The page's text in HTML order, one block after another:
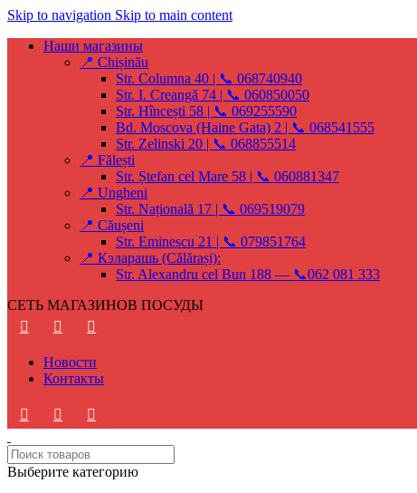
Skip to navigation Skip to main content
Наши магазины
📍 Chișinău
Str. Columna 40 | 📞 068740940
Str. I. Creangă 74 | 📞 060850050
Str. Hîncești 58 | 📞 069255590
Bd. Moscova (Haine Gata) 2 | 📞 068541555
Str. Zelinski 20 | 📞 068855514
📍 Fălești
Str. Ștefan cel Mare 58 | 📞 060881347
📍 Ungheni
Str. Națională 17 | 📞 069519079
📍 Căușeni
Str. Eminescu 21 | 📞 079851764
📍 Кэларашь (Călărași):
Str. Alexandru cel Bun 188 — 📞062 081 333
СЕТЬ МАГАЗИНОВ ПОСУДЫ
Новости
Контакты
Выберите категорию